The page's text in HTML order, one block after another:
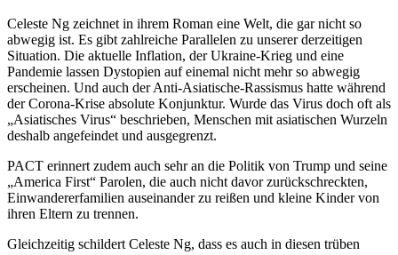
Celeste Ng zeichnet in ihrem Roman eine Welt, die gar nicht so
abwegig ist. Es gibt zahlreiche Parallelen zu unserer derzeitigen
Situation. Die aktuelle Inflation, der Ukraine-Krieg und eine
Pandemie lassen Dystopien auf einemal nicht mehr so abwegig
erscheinen. Und auch der Anti-Asiatische-Rassismus hatte während
der Corona-Krise absolute Konjunktur. Wurde das Virus doch oft als
„Asiatisches Virus“ beschrieben, Menschen mit asiatischen Wurzeln
deshalb angefeindet und ausgegrenzt.
PACT erinnert zudem auch sehr an die Politik von Trump und seine
„America First“ Parolen, die auch nicht davor zurückschreckten,
Einwandererfamilien auseinander zu reißen und kleine Kinder von
ihren Eltern zu trennen.
Gleichzeitig schildert Celeste Ng, dass es auch in diesen trüben